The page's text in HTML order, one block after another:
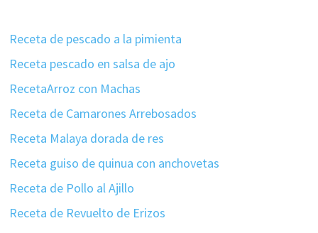
Receta de pescado a la pimienta
Receta pescado en salsa de ajo
RecetaArroz con Machas
Receta de Camarones Arrebosados
Receta Malaya dorada de res
Receta guiso de quinua con anchovetas
Receta de Pollo al Ajillo
Receta de Revuelto de Erizos